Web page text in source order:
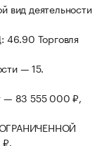
вид деятельности
Торговля
— 15.
— 83 555 000 ₽,
ОГРАНИЧЕННОЙ